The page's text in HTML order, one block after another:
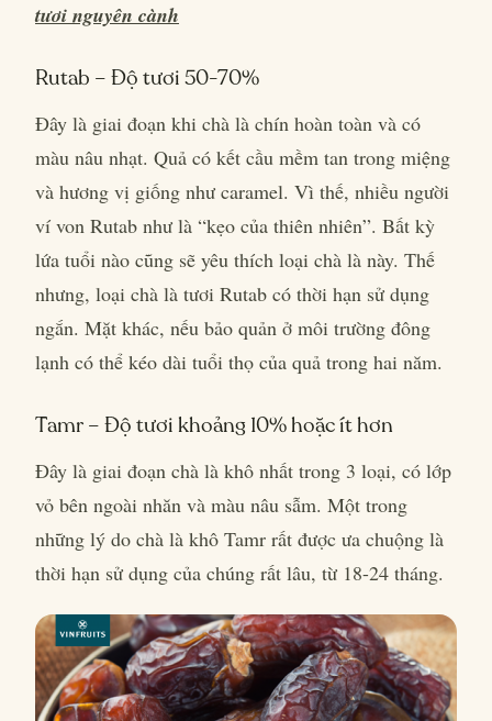
tươi nguyên cành
Rutab – Độ tươi 50-70%
Đây là giai đoạn khi chà là chín hoàn toàn và có
màu nâu nhạt. Quả có kết cầu mềm tan trong miệng
và hương vị giống như caramel. Vì thế, nhiều người
ví von Rutab như là “kẹo của thiên nhiên”. Bất kỳ
lứa tuổi nào cũng sẽ yêu thích loại chà là này. Thế
nhưng, loại chà là tươi Rutab có thời hạn sử dụng
ngắn. Mặt khác, nếu bảo quản ở môi trường đông
lạnh có thể kéo dài tuổi thọ của quả trong hai năm.
Tamr – Độ tươi khoảng 10% hoặc ít hơn
Đây là giai đoạn chà là khô nhất trong 3 loại, có lớp
vỏ bên ngoài nhăn và màu nâu sẫm. Một trong
những lý do chà là khô Tamr rất được ưa chuộng là
thời hạn sử dụng của chúng rất lâu, từ 18-24 tháng.